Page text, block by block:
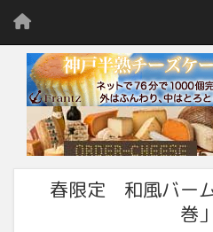
春限定 和風バー
巻」